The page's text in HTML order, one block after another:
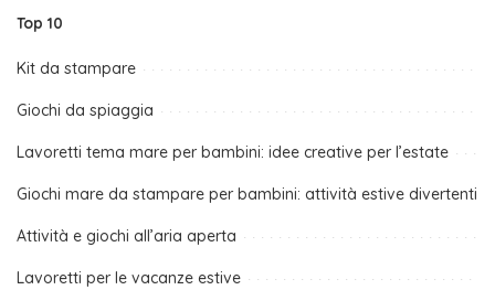
Top 10
Kit da stampare
Giochi da spiaggia
Lavoretti tema mare per bambini: idee creative per l’estate
Giochi mare da stampare per bambini: attività estive divertenti
Attività e giochi all’aria aperta
Lavoretti per le vacanze estive